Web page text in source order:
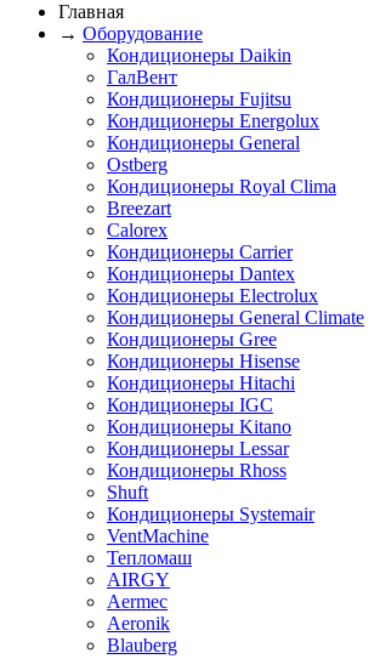
Главная
→ Оборудование
Кондиционеры Daikin
ГалВент
Кондиционеры Fujitsu
Кондиционеры Energolux
Кондиционеры General
Ostberg
Кондиционеры Royal Clima
Breezart
Calorex
Кондиционеры Carrier
Кондиционеры Dantex
Кондиционеры Electrolux
Кондиционеры General Climate
Кондиционеры Gree
Кондиционеры Hisense
Кондиционеры Hitachi
Кондиционеры IGC
Кондиционеры Kitano
Кондиционеры Lessar
Кондиционеры Rhoss
Shuft
Кондиционеры Systemair
VentMachine
Тепломаш
AIRGY
Aermec
Aeronik
Blauberg